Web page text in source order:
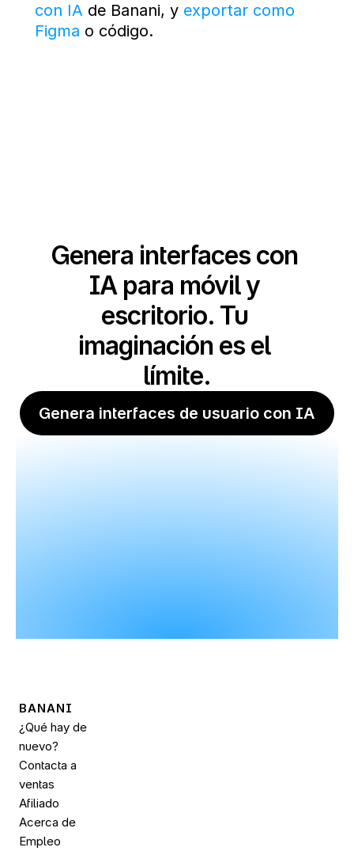
con IA de Banani, y exportar como
Figma o código.
Genera interfaces con
IA para móvil y
escritorio. Tu
imaginación es el
límite.
Genera interfaces de usuario con IA
BANANI
¿Qué hay de
nuevo?
Contacta a
ventas
Afiliado
Acerca de
Empleo